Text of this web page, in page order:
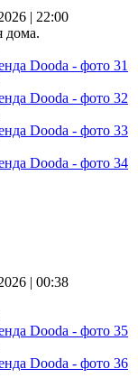
| 22:00
дома.
| 00:38